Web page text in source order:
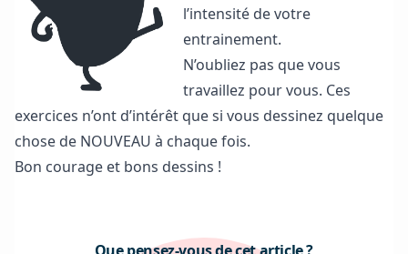
l’intensité de votre
entrainement.
N’oubliez pas que vous
travaillez pour vous. Ces
exercices n’ont d’intérêt que si vous dessinez quelque
chose de NOUVEAU à chaque fois.
Bon courage et bons dessins !